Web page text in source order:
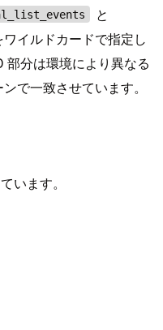
と
ワイルドカードで指定し
分は環境により異なる
で一致させています。
います。